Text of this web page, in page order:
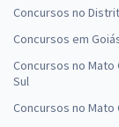
Concursos no
Concursos em
Concursos no Mato
Sul
Concursos no Mato